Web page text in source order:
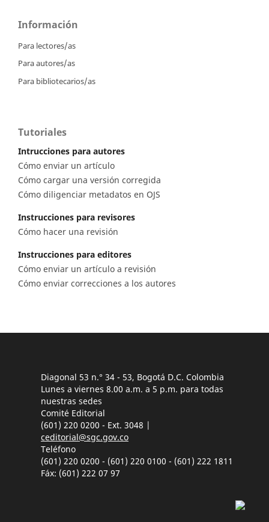
Información
Para lectores/as
Para autores/as
Para bibliotecarios/as
Tutoriales
Intrucciones para autores
Cómo enviar un artículo
Cómo cargar una versión corregida
Cómo diligenciar metadatos en OJS
Instrucciones para revisores
Cómo hacer una revisión
Instrucciones para editores
Cómo enviar un artículo a revisión
Cómo enviar correcciones a los autores
Diagonal 53 n.° 34 - 53, Bogotá D.C. Colombia
Lunes a viernes 8.00 a.m. a 5 p.m. para todas
nuestras sedes
Comité Editorial
(601) 220 0200 - Ext. 3048 |
ceditorial@sgc.gov.co
Teléfono
(601) 220 0200 - (601) 220 0100 - (601) 222 1811
Fáx: (601) 222 07 97